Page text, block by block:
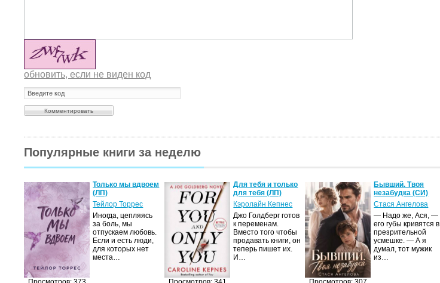
обновить, если не виден код
Популярные книги за неделю
Только мы вдвоем
(ЛП)
Тейлор Торрес
Иногда, цепляясь
за боль, мы
отпускаем любовь.
Если и есть люди,
для которых нет
места…
Для тебя и только
для тебя (ЛП)
Кэролайн Кепнес
Джо Голдберг готов
к переменам.
Вместо того чтобы
продавать книги, он
теперь пишет их.
И…
Бывший. Твоя
незабудка (СИ)
Стася Ангелова
— Надо же, Ася, —
его губы кривятся в
презрительной
усмешке. — А я
думал, тот мужик
из…